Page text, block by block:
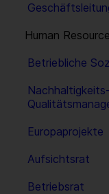
Human
Betriebliche
Europaprojekte
Aufsichtsrat
Betriebsrat